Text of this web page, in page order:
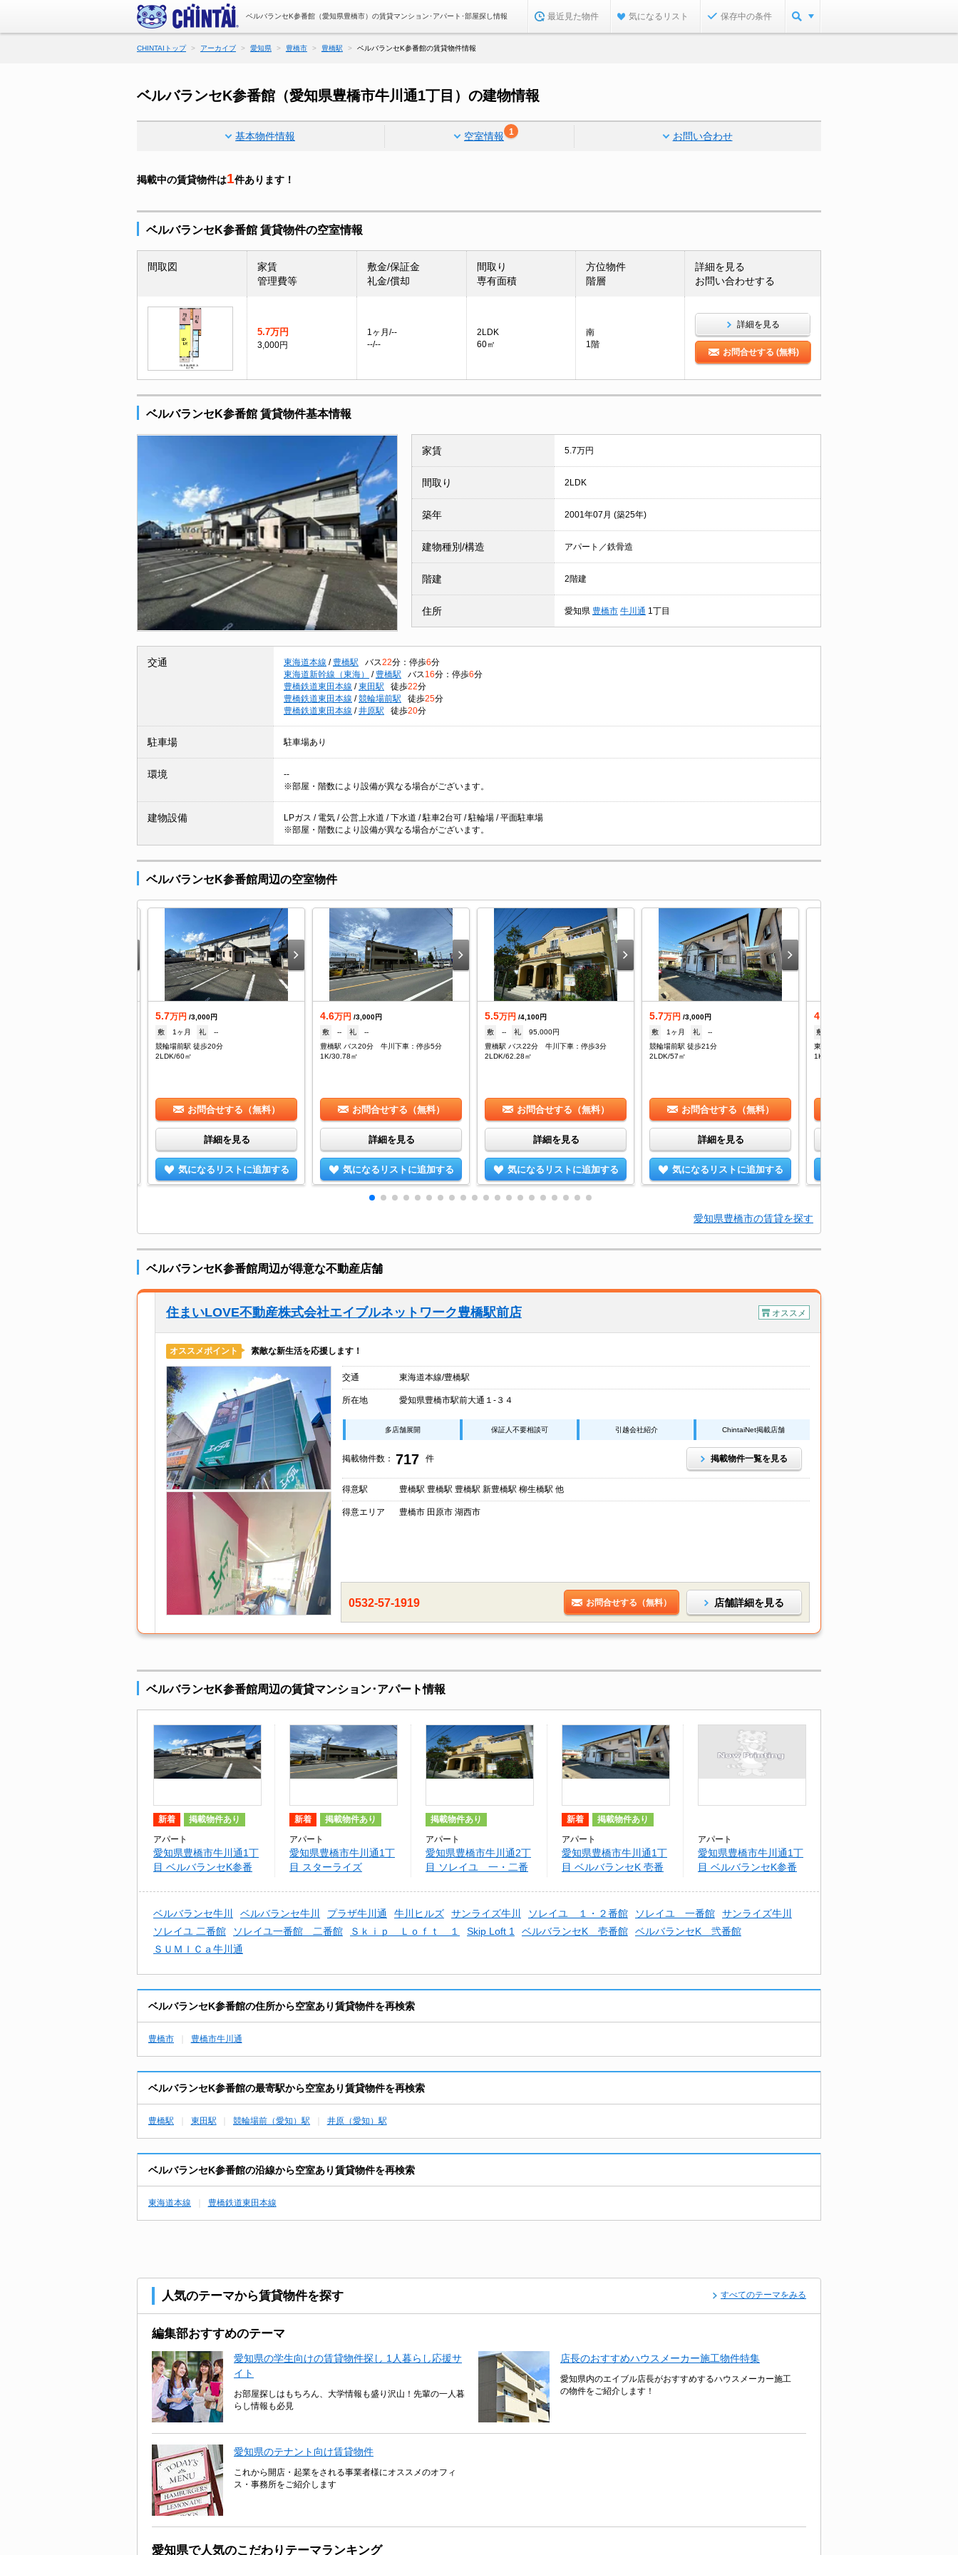
ベルバランセK参番館（愛知県豊橋市）の賃貸マンション･アパート･部屋探し情報 最近見た物件 気になるリスト 保存中の条件
CHINTAIトップ アーカイブ 愛知県 豊橋市 豊橋駅 ベルバランセK参番館の賃貸物件情報
ベルバランセK参番館（愛知県豊橋市牛川通1丁目）の建物情報
基本物件情報 空室情報 1 お問い合わせ
掲載中の賃貸物件は1件あります！
ベルバランセK参番館 賃貸物件の空室情報
間取図
家賃
管理費等
敷金/保証金
礼金/償却
間取り
専有面積
方位物件
階層
詳細を見る
お問い合わせする
5.7万円
3,000円
1ヶ月/--
--/--
2LDK
60㎡
南
1階
詳細を見る
お問合せする (無料)
ベルバランセK参番館 賃貸物件基本情報
家賃 5.7万円
間取り 2LDK
築年 2001年07月 (築25年)
建物種別/構造 アパート／鉄骨造
階建 2階建
住所 愛知県 豊橋市 牛川通 1丁目
交通 東海道本線 / 豊橋駅 バス22分：停歩6分
東海道新幹線（東海）
/ 豊橋駅 バス 16分：停歩6分
豊橋鉄道東田本線 / 東田駅 徒歩22分
豊橋鉄道東田本線 / 競輪場前駅 徒歩25分
豊橋鉄道東田本線 / 井原駅 徒歩20分
駐車場 駐車場あり
環境
--
※部屋・階数により設備が異なる場合がございます。
建物設備
LPガス / 電気 / 公営上水道 / 下水道 / 駐車2台可 / 駐輪場 / 平面駐車場
※部屋・階数により設備が異なる場合がございます。
ベルバランセK参番館周辺の空室物件
5.7万円 /3,000円
敷
1ヶ月 礼
--
競輪場前駅 徒歩20分
2LDK/60㎡
お問合せする（無料）
詳細を見る
気になるリストに追加する
4.6万円 /3,000円
敷
-- 礼
--
豊橋駅 バス20分 牛川下車：停歩5分
1K/30.78㎡
お問合せする（無料）
詳細を見る
気になるリストに追加する
5.5万円 /4,100円
敷
-- 礼
95,000円
豊橋駅 バス22分 牛川下車：停歩3分
2LDK/62.28㎡
お問合せする（無料）
詳細を見る
気になるリストに追加する
5.7万円 /3,000円
敷
1ヶ月 礼
--
競輪場前駅 徒歩21分
2LDK/57㎡
お問合せする（無料）
詳細を見る
気になるリストに追加する
4.2
敷
東田坂上駅 徒歩19分
1K/40.95㎡
愛知県豊橋市の賃貸を探す
ベルバランセK参番館周辺が得意な不動産店舗
住まいLOVE不動産株式会社エイブルネットワーク豊橋駅前店 オススメ
オススメポイント 素敵な新生活を応援します！
交通 東海道本線/豊橋駅
所在地 愛知県豊橋市駅前大通１-３４
多店舗展開 保証人不要相談可 引越会社紹介 ChintaiNet掲載店舗
掲載物件数： 717 件 掲載物件一覧を見る
得意駅 豊橋駅 豊橋駅 豊橋駅 新豊橋駅 柳生橋駅 他
得意エリア 豊橋市 田原市 湖西市
0532-57-1919 お問合せする（無料） 店舗詳細を見る
ベルバランセK参番館周辺の賃貸マンション･アパート情報
新着 掲載物件あり
アパート
愛知県豊橋市牛川通1丁
目 ベルバランセK参番
新着 掲載物件あり
アパート
愛知県豊橋市牛川通1丁
目 スターライズ
掲載物件あり
アパート
愛知県豊橋市牛川通2丁
目 ソレイユ 一・二番
新着 掲載物件あり
アパート
愛知県豊橋市牛川通1丁
目 ベルバランセK 壱番
アパート
愛知県豊橋市牛川通1丁
目 ベルバランセK参番
ベルバランセ牛川 ベルバランセ牛川 プラザ牛川通 牛川ヒルズ サンライズ牛川 ソレイユ １・２番館 ソレイユ 一番館
サンライズ牛川
ソレイユ 二番館
ソレイユ一番館 二番館 Ｓｋｉｐ Ｌｏｆｔ １ Skip Loft 1 ベルバランセK 壱番館
ベルバランセK 弐番館
ＳＵＭＩＣａ牛川通
ベルバランセK参番館の住所から空室あり賃貸物件を再検索
豊橋市 豊橋市牛川通
ベルバランセK参番館の最寄駅から空室あり賃貸物件を再検索
豊橋駅 東田駅 競輪場前（愛知）駅 井原（愛知）駅
ベルバランセK参番館の沿線から空室あり賃貸物件を再検索
東海道本線 豊橋鉄道東田本線
人気のテーマから賃貸物件を探す すべてのテーマをみる
編集部おすすめのテーマ
愛知県の学生向けの賃貸物件探し 1人暮らし応援サ
イト
お部屋探しはもちろん、大学情報も盛り沢山！先輩の一人暮
らし情報も必見
店長のおすすめハウスメーカー施工物件特集
愛知県内のエイブル店長がおすすめするハウスメーカー施工
の物件をご紹介します！
愛知県のテナント向け賃貸物件
これから開店・起業をされる事業者様にオススメのオフィ
ス・事務所をご紹介します
愛知県で人気のこだわりテーマランキング